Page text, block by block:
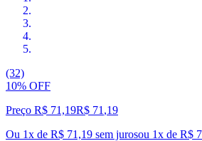
(32)
10% OFF
Preço R$ 71,19R$ 71 ,19
Ou 1x de R$ 71,19 sem jurosou 1x de R$